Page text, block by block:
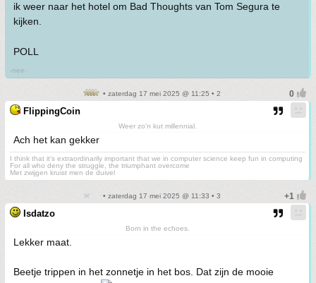
ik weer naar het hotel om Bad Thoughts van Tom Segura te
kijken.
POLL
-nee-
• zaterdag 17 mei 2025 @ 11:25 • 2
FlippingCoin
Weer zo'n kut millennial.
Ach het kan gekker
I think that it’s extraordinarily important that we in computer science keep fun in computing
For all who deny the struggle, the triumphant overcome
Met zwijgen kruist men de duivel
• zaterdag 17 mei 2025 @ 11:33 • 3
Isdatzo
Born in the echoes.
Lekker maat.
Beetje trippen in het zonnetje in het bos. Dat zijn de mooie